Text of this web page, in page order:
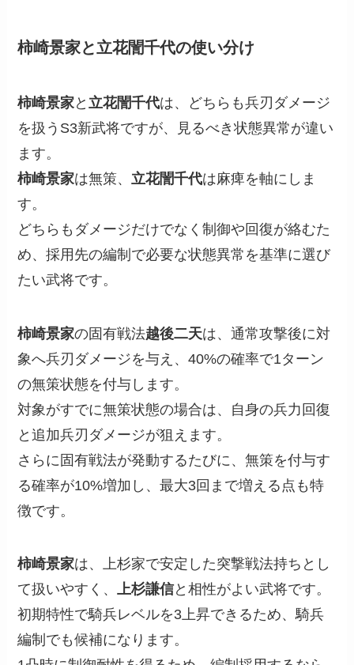
柿崎景家と立花誾千代の使い分け
柿崎景家と 立花誾千代は、どちらも兵刃ダメージ
を扱うS3新武将ですが、見るべき状態異常が違い
ます。
柿崎景家は無策、 立花誾千代は麻痺を軸にしま
す。
どちらもダメージだけでなく制御や回復が絡むた
め、採用先の編制で必要な状態異常を基準に選び
たい武将です。
柿崎景家の固有戦法越後二天は、通常攻撃後に対
象へ兵刃ダメージを与え、40%の確率で1ターン
の無策状態を付与します。
対象がすでに無策状態の場合は、自身の兵力回復
と追加兵刃ダメージが狙えます。
さらに固有戦法が発動するたびに、無策を付与す
る確率が10%増加し、最大3回まで増える点も特
徴です。
柿崎景家は、上杉家で安定した突撃戦法持ちとし
て扱いやすく、上杉謙信と相性がよい武将です。
初期特性で騎兵レベルを3上昇できるため、騎兵
編制でも候補になります。